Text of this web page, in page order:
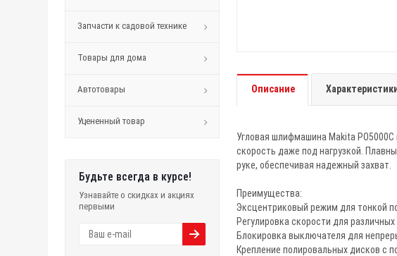
Запчасти к садовой технике
Товары для дома
Автотовары
Уцененный товар
Будьте всегда в курсе!
Узнавайте о скидках и акциях
первыми
Описание
Угловая шлифмашина Makita
скорость даже под нагрузкой.
руке, обеспечивая надежный захват.
Преимущества:
Эксцентриковый режим для тонкой
Регулировка скорости для
Блокировка выключателя для
Крепление полировальных дисков с